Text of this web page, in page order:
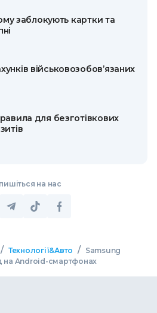
заблокують картки та
військовозобов’язаних
для безготівкових
на нас
/ Технології&Авто /
Samsung
на Android-смартфонах